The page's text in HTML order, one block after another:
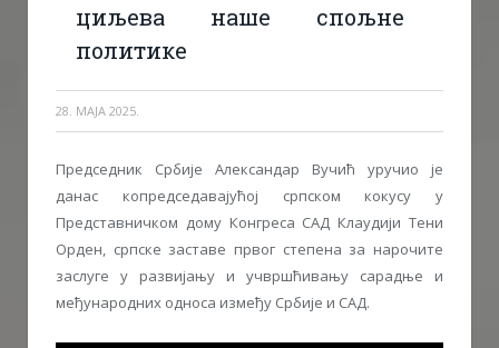
циљева наше спољне
политике
28. МАЈА 2025.
Председник Србије Александар Вучић уручио је
данас копредседавајућој српском кокусу у
Представничком дому Конгреса САД Клаудији Тени
Орден, српске заставе првог степена за нарочите
заслуге у развијању и учвршћивању сарадње и
међународних односа између Србије и САД.